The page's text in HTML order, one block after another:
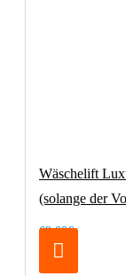
Wäschelift
(solange der
69,00€